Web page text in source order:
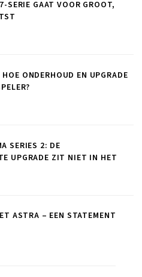
SERIE GAAT VOOR GROOT,
ONDERHOUD EN UPGRADE
SERIES 2: DE
UPGRADE ZIT NIET IN HET
ASTRA – EEN STATEMENT